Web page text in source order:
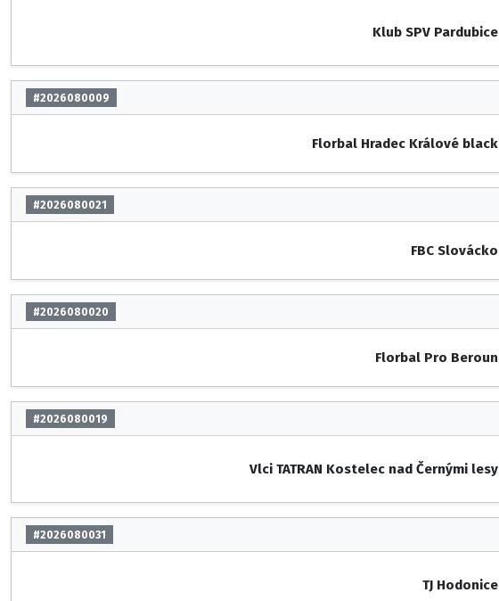
Klub SPV Pardubice
#2026080009
Florbal Hradec Králové black
#2026080021
FBC Slovácko
#2026080020
Florbal Pro Beroun
#2026080019
Vlci TATRAN Kostelec nad Černými lesy
#2026080031
TJ Hodonice